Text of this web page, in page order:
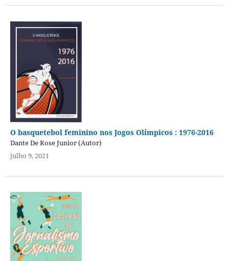
O basquetebol feminino nos Jogos Olímpicos : 1976-2016
Dante De Rose Junior (Autor)
julho 9, 2021